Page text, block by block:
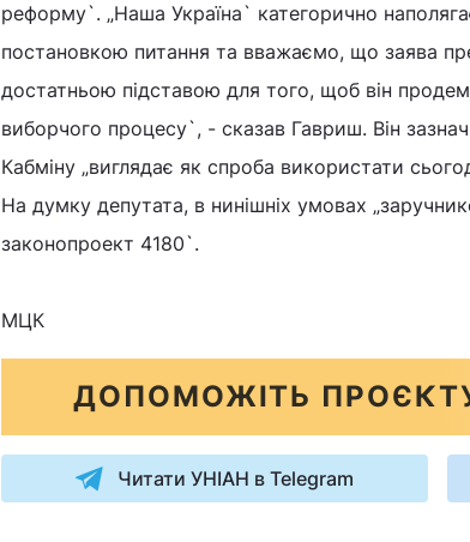
реформу`. „Наша Україна` категорично
постановкою питання та вважаємо, що заява
достатньою підставою для того, щоб він
виборчого процесу`, - сказав Гавриш. Він
Кабміну „виглядає як спроба використати
На думку депутата, в нинішніх умовах
законопроект 4180`.
МЦК
ДОПОМОЖІТЬ
Читати УНІАН в Telegram